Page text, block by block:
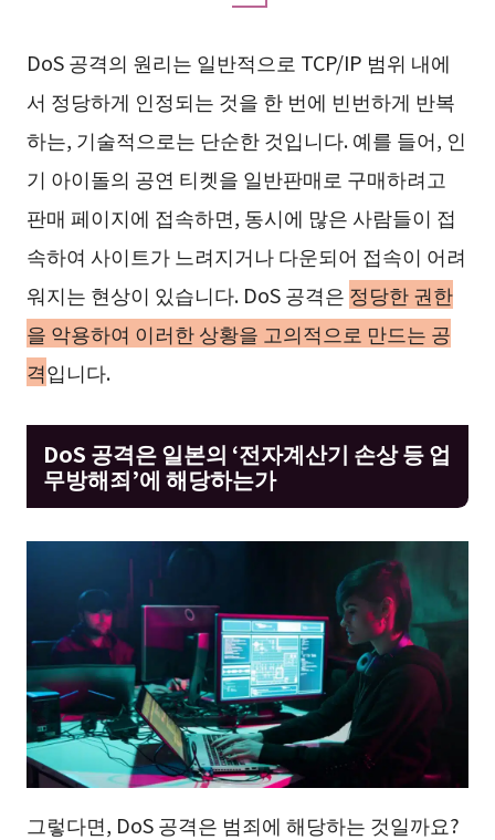
DoS 공격의 원리는 일반적으로 TCP/IP 범위 내에
서 정당하게 인정되는 것을 한 번에 빈번하게 반복
하는, 기술적으로는 단순한 것입니다. 예를 들어, 인
기 아이돌의 공연 티켓을 일반판매로 구매하려고
판매 페이지에 접속하면, 동시에 많은 사람들이 접
속하여 사이트가 느려지거나 다운되어 접속이 어려
워지는 현상이 있습니다. DoS 공격은 정당한 권한
을 악용하여 이러한 상황을 고의적으로 만드는 공
격입니다.
DoS 공격은 일본의 ‘전자계산기 손상 등 업
무방해죄’에 해당하는가
그렇다면, DoS 공격은 범죄에 해당하는 것일까요?